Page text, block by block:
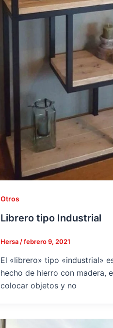
Otros
Librero tipo Industrial
Hersa /febrero 9, 2021
El «librero» tipo «industrial»
hecho de hierro con madera,
colocar objetos y no